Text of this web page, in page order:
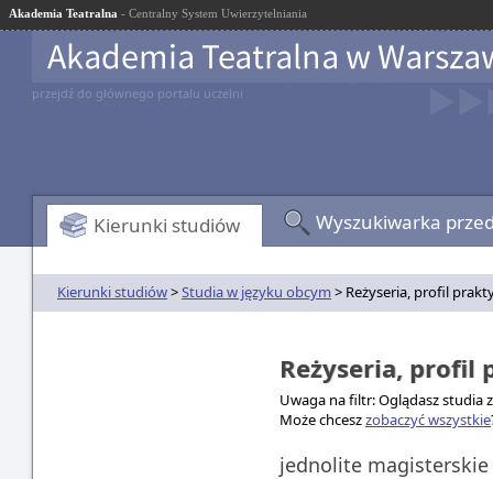
Akademia Teatralna - Centralny System Uwierzytelniania
przejdź do głównego portalu uczelni
Kierunki studiów Wyszukiwarka
Kierunki studiów>Studia w języku obcym > Reżyseria, profil
Reżyseria, profil
Uwaga na filtr: Oglądasz studia
Może chceszzobaczyć wszystkie
jednolite magisterskie